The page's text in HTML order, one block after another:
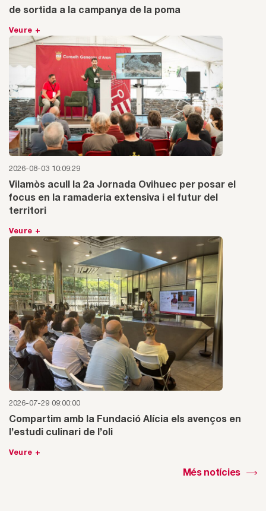
de sortida a la campanya de la poma
Veure +
2026-08-03 10:09:29
Vilamòs acull la 2a Jornada Ovihuec per posar el
focus en la ramaderia extensiva i el futur del
territori
Veure +
2026-07-29 09:00:00
Compartim amb la Fundació Alícia els avenços en
l’estudi culinari de l’oli
Veure +
Més notícies